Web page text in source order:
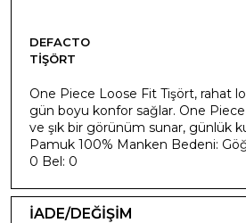
DEFACTO
TIŞÖRT
One Piece Loose Fit Tişört, rahat
gün boyu konfor sağlar. One Piece
ve şık bir görünüm sunar, günlük
Pamuk 100% Manken Bedeni:
0 Bel: 0
İADE/DEĞİŞİM